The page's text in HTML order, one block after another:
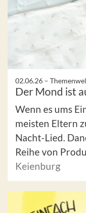
02.06.26 –
Der Mond ist
Wenn es ums
meisten Eltern
Nacht-Lied.
Reihe von
Keienburg